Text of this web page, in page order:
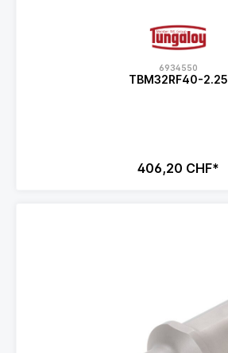
6934550
TBM32RF40-2.25
406,20 CHF*